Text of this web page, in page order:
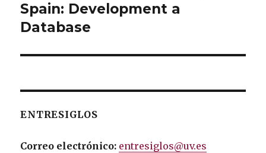
Spain: Development a
Database
ENTRESIGLOS
Correo electrónico: entresiglos@uv.es